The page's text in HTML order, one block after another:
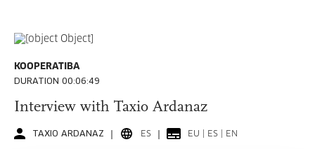
KOOPERATIBA
DURATION 00:06:49
Interview with Taxio Ardanaz
TAXIO ARDANAZ ES EU | ES | EN